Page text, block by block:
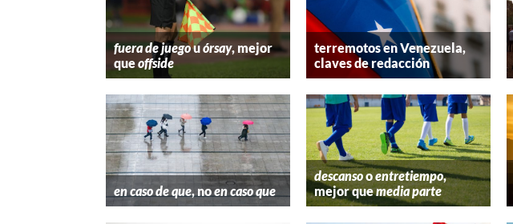
fuera de juegouórsay, mejor
queoffside
terremotos en Venezuela,
claves de redacción
en caso de que, noen caso que
descansooentretiempo,
mejor quemedia parte